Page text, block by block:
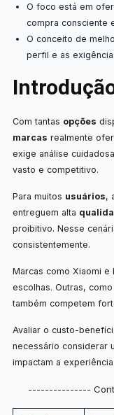
O foco está em
compra consciente
O conceito de
perfil e as
Com tantas opções
marcas realmente
exige análise
vasto e competitivo.
Para muitos usuários,
entreguem alta
proibitivo. Nesse
consistentemente.
Marcas como Xiaomi
escolhas. Outras,
também competem
Avaliar o custo-
necessário considerar
impactam a
---------------